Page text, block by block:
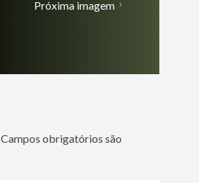
Próxima imagem
Campos obrigatórios são